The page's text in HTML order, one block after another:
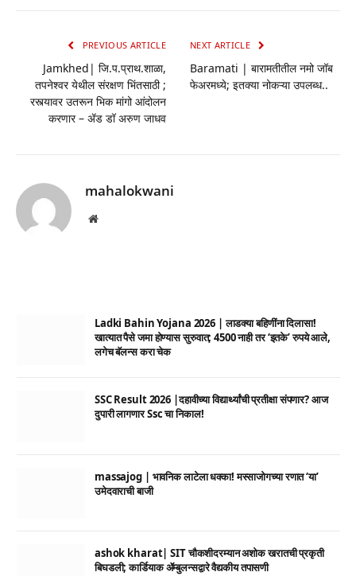
PREVIOUS ARTICLE
Jamkhed| जि.प.प्राथ.शाळा,
तपनेश्वर येथील संरक्षण भिंतसाठी ;
रस्त्यावर उतरून भिक मांगो आंदोलन
करणार – ॲड डॉ अरुण जाधव
NEXT ARTICLE
Baramati | बारामतीतील नमो जॉब
फेअरमध्ये; इतक्या नोकऱ्या उपलब्ध..
mahalokwani
Website
Ladki Bahin Yojana 2026 | लाडक्या बहिणींना दिलासा!
खात्यात पैसे जमा होण्यास सुरुवात; 4500 नाही तर ‘इतके’ रुपये आले,
लगेच बॅलन्स करा चेक
SSC Result 2026 |दहावीच्या विद्यार्थ्यांची प्रतीक्षा संपणार? आज
दुपारी लागणार Ssc चा निकाल!
massajog | भावनिक लाटेला धक्का! मस्साजोगच्या रणात ‘या’
उमेदवाराची बाजी
ashok kharat| SIT चौकशीदरम्यान अशोक खरातची प्रकृती
बिघडली; कार्डियाक ॲम्बुलन्सद्वारे वैद्यकीय तपासणी